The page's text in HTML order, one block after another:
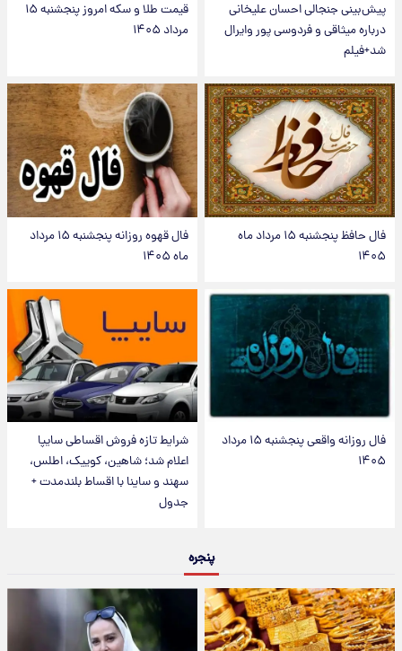
پیش‌بینی جنجالی احسان علیخانی
درباره میثاقی و فردوسی پور وایرال
شد+فیلم
قیمت طلا و سکه امروز پنجشنبه ۱۵
مرداد ۱۴۰۵
فال حافظ پنجشنبه ۱۵ مرداد ماه
۱۴۰۵
فال قهوه روزانه پنجشنبه ۱۵ مرداد
ماه ۱۴۰۵
فال روزانه واقعی پنجشنبه ۱۵ مرداد
۱۴۰۵
شرایط تازه فروش اقساطی سایپا
اعلام شد؛ شاهین، کوییک، اطلس،
سهند و ساینا با اقساط بلندمدت +
جدول
پنجره